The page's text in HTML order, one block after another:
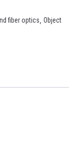
fiber optics Object